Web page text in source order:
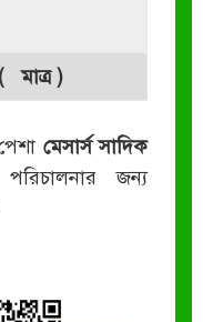
)
মেসার্স সাদিক
পরিচালনার জন্য